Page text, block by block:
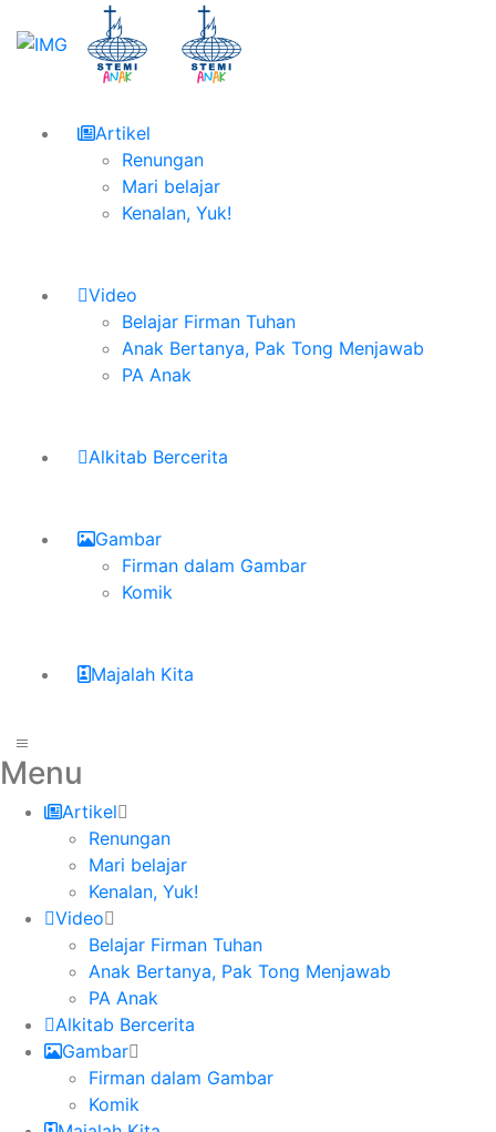
Artikel
Renungan
Mari belajar
Kenalan, Yuk!
Video
Belajar Firman Tuhan
Anak Bertanya, Pak Tong Menjawab
PA Anak
Alkitab Bercerita
Gambar
Firman dalam Gambar
Komik
Majalah Kita
Menu
Artikel
Renungan
Mari belajar
Kenalan, Yuk!
Video
Belajar Firman Tuhan
Anak Bertanya, Pak Tong Menjawab
PA Anak
Alkitab Bercerita
Gambar
Firman dalam Gambar
Komik